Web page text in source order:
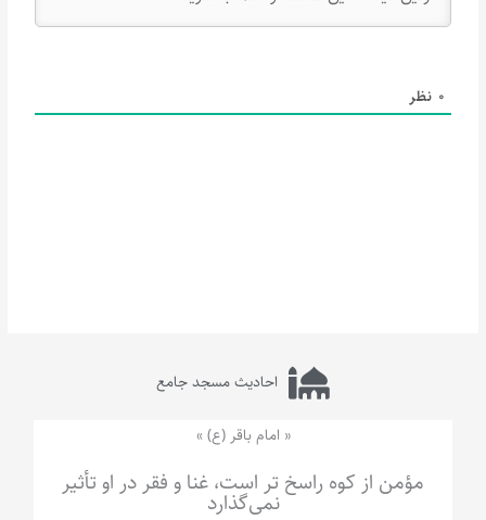
0 نظر
احادیث مسجد جامع
« امام باقر (ع) »
مؤمن از کوه راسخ تر است، غنا و فقر در او تأثیر
نمی‌گذارد